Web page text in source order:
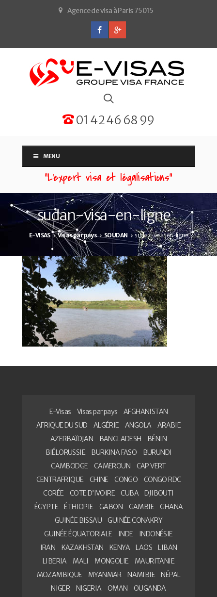
Agence de visa à Paris 75015
01 42 46 68 99
MENU
“L'expert visa et légalisations”
sudan-visa-en-ligne
E-VISAS Visas par pays SOUDAN sudan-visa-en-ligne
E-Visas Visas par pays
AFGHANISTAN
AFRIQUE DU SUD
ALGÉRIE ANGOLA
ARABIE
AZERBAÏDJAN
BANGLADESH
BÉNIN
BIÉLORUSSIE
BURKINA FASO
BURUNDI
CAMBODGE
CAMEROUN
CAP VERT
CENTRAFRIQUE
CHINE CONGO
CONGO RDC
CORÉE
COTE D’IVOIRE CUBA
DJIBOUTI
ÉGYPTE
ÉTHIOPIE GABON GAMBIE
GHANA
GUINÉE BISSAU
GUINÉE CONAKRY
GUINÉE ÉQUATORIALE
INDE
INDONÉSIE
IRAN
KAZAKHSTAN KENYA LAOS
LIBAN
LIBERIA
MALI MONGOLIE
MAURITANIE
MOZAMBIQUE
MYANMAR NAMIBIE
NÉPAL
NIGER
NIGERIA OMAN
OUGANDA